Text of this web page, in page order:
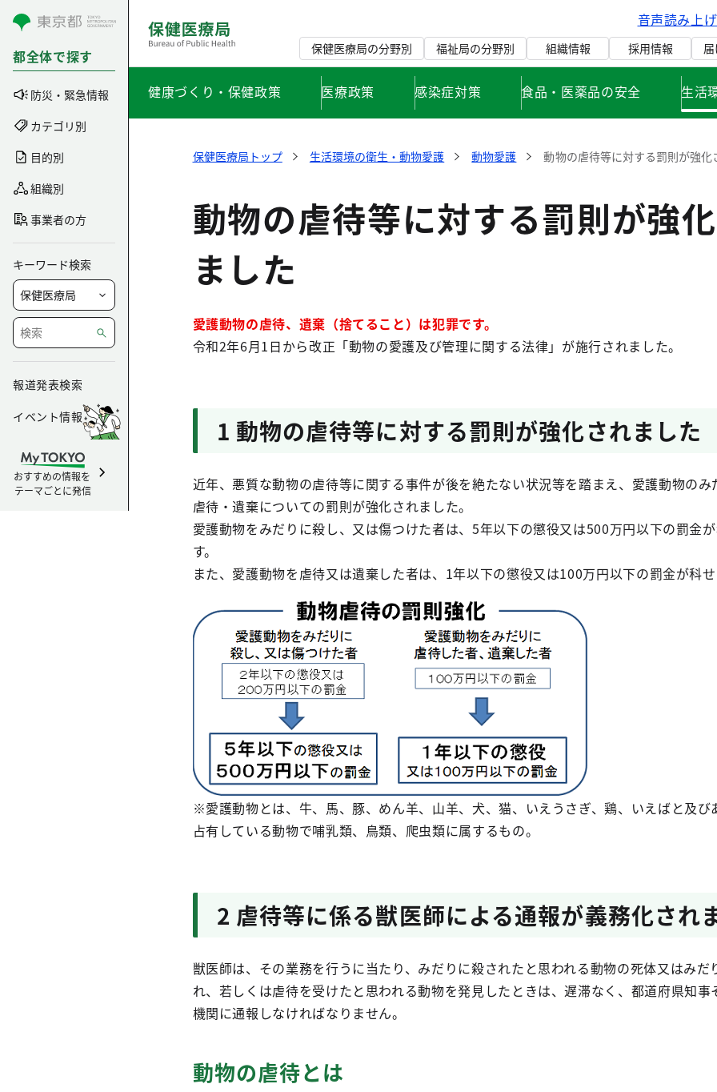
コンテンツにスキップ
都全体で探す
防災・緊急情報
カテゴリ別
目的別
組織別
事業者の方
キーワード検索
報道発表検索
イベント情報
おすすめの情報を
テーマごとに発信
音声読み上
保健医療局の分野別 福祉局の分野別 組織情報 採用情報
健康づくり・保健政策 医療政策 感染症対策 食品・医薬品の安全 生活
保健医療局トップ 生活環境の衛生・動物愛護 動物愛護 動物の虐待等に対する罰則が強化
動物の虐待等に対する罰則が強
ました
愛護動物の虐待、遺棄（捨てること）は犯罪です。
令和2年6月1日から改正「動物の愛護及び管理に関する法律」が施行されました。
1 動物の虐待等に対する罰則が強化されました
近年、悪質な動物の虐待等に関する事件が後を絶たない状況等を踏まえ、愛護動物のみ
虐待・遺棄についての罰則が強化されました。
愛護動物をみだりに殺し、又は傷つけた者は、5年以下の懲役又は500万円以下の罰金
す。
また、愛護動物を虐待又は遺棄した者は、1年以下の懲役又は100万円以下の罰金が科せ
※愛護動物とは、牛、馬、豚、めん羊、山羊、犬、猫、いえうさぎ、鶏、いえばと及び
占有している動物で哺乳類、鳥類、爬虫類に属するもの。
2 虐待等に係る獣医師による通報が義務化され
獣医師は、その業務を行うに当たり、みだりに殺されたと思われる動物の死体又はみだ
れ、若しくは虐待を受けたと思われる動物を発見したときは、遅滞なく、都道府県知事
機関に通報しなければなりません。
動物の虐待とは